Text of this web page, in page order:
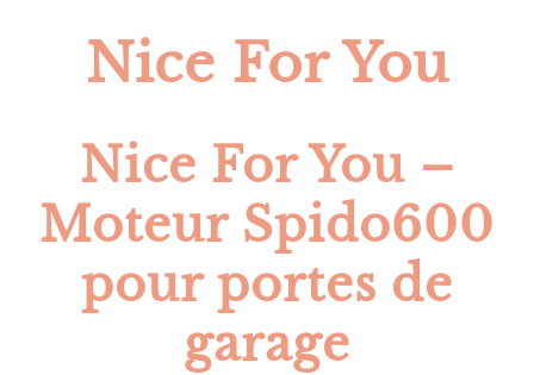
Nice For You
Nice For You –
Moteur Spido600
pour portes de
garage